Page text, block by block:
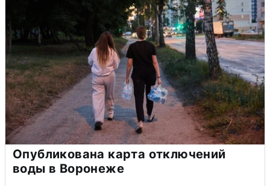
Опубликована карта отключений
воды в Воронеже